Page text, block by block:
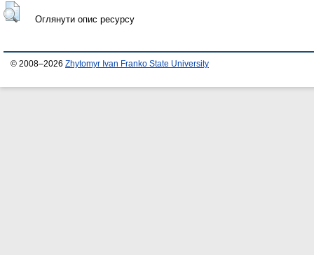
Оглянути опис ресурсу
© 2008–2026 Zhytomyr Ivan Franko State University